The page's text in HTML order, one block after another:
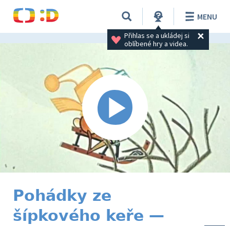
Přihlas se a ukládej si
oblíbené hry a videa.
MENU
Pohádky ze
šípkového keře —